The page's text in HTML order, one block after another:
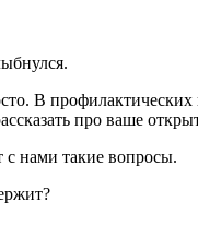
В профилактических
про ваше
нами такие вопросы.